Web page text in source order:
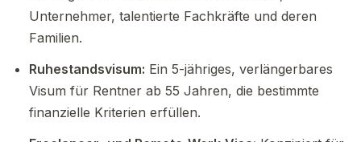
Unternehmer, talentierte Fachkräfte und deren
Familien.
Ruhestandsvisum: Ein 5-jähriges, verlängerbares
Visum für Rentner ab 55 Jahren, die bestimmte
finanzielle Kriterien erfüllen.